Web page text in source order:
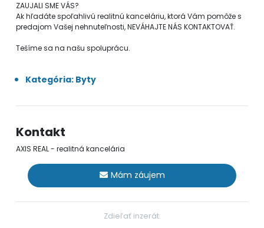
ZAUJALI SME VÁS?
Ak hľadáte spoľahlivú realitnú kanceláriu, ktorá Vám pomôže s
predajom Vašej nehnuteľnosti, NEVÁHAJTE NÁS KONTAKTOVAŤ.
Tešíme sa na našu spoluprácu.
Kategória: Byty
Kontakt
AXIS REAL - realitná kancelária
Mám záujem
Zdieľať inzerát: